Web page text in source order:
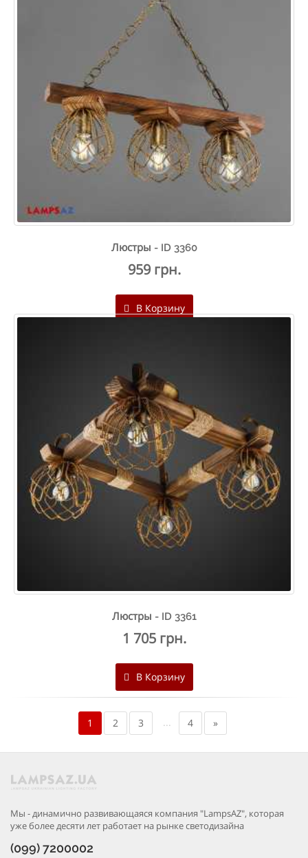
Люстры - ID 3360
959 грн.
В Корзину
Люстры - ID 3361
1 705 грн.
В Корзину
1 2 3 ... 4 »
Мы - динамично развивающаяся компания "LampsAZ", которая
уже более десяти лет работает на рынке светодизайна
(099) 7200002